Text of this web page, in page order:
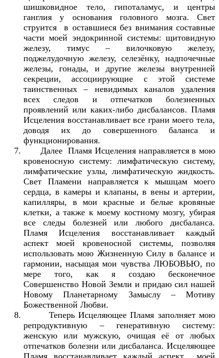
шишковидное тело, гипоталамус, и центры
ганглия у основания головного мозга. Свет
струится в оставшиеся без внимания составные
части моей эндокринной системы: щитовидную
железу, тимус – вилочковую железу,
поджелудочную железу, селезёнку, надпочечные
железы, гонады, и другие железы внутренней
секреции, ассоциирующие с этой системе
таинственных – невидимых каналов удаления
всех следов и отпечатков болезненных
проявлений или каких-либо дисбалансов. Пламя
Исцеления восстанавливает все грани моего тела,
доводя их до совершенного баланса и
функционирования.
Далее Пламя Исцеления направляется в мою
кровеносную систему: лимфатическую систему,
лимфатические узлы, лимфатическую жидкость.
Свет Пламени направляется к мышцам моего
сердца, в камеры и клапаны, в вены и артерии,
капилляры, в мои красные и белые кровяные
клетки, а также к моему костному мозгу, убирая
все следы болезней или любого дисбаланса.
Пламя Исцеления восстанавливает каждый
аспект моей кровеносной системы, позволяя
использовать мою Жизненную Силу в балансе и
гармонии, насыщая мои чувства ЛЮБОВЬЮ, по
мере того, как я создаю бесконечное
Совершенство Новой Земли и придаю сил нашей
Новому Планетарному Замыслу – Мотиву
Божественной Любви.
Теперь Исцеляющее Пламя заполняет мою
репродуктивную – генеративную систему:
женскую или мужскую, очищая её от любых
отпечатков болезни или дисбаланса. Исцеляющее
Пламя восстанавливает каждый аспект моей